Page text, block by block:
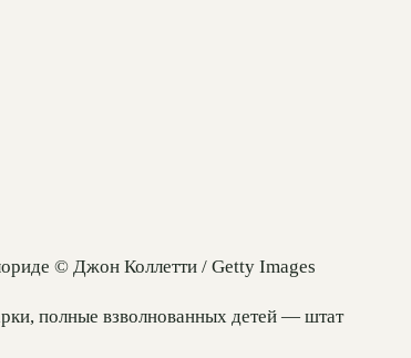
© Джон Коллетти / Getty Images
полные взволнованных детей — штат